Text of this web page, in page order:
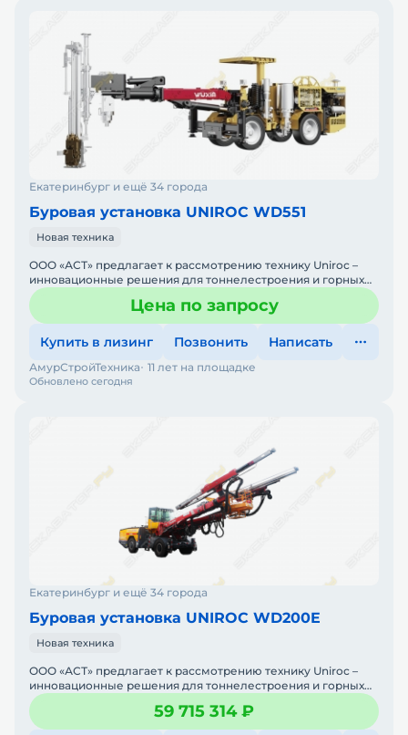
Екатеринбург и ещё 34 города
Буровая установка UNIROC WD551
Новая техника
ООО «АСТ» предлагает к рассмотрению технику Uniroc –
инновационные решения для тоннелестроения и горных
работUniroc – международный брен
Цена по запросу
Купить в лизинг Позвонить Написать
Обновлено сегодня
АмурСтройТехника 11 лет на площадке
Екатеринбург и ещё 34 города
Буровая установка UNIROC WD200E
Новая техника
ООО «АСТ» предлагает к рассмотрению технику Uniroc –
инновационные решения для тоннелестроения и горных
работUniroc – международный брен
59 715 314 ₽